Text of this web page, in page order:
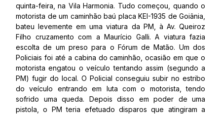
quinta-feira, na Vila Harmonia. Tudo começou, quando o
motorista de um caminhão baú placa KEI-1935 de Goiânia,
bateu levemente em uma viatura da PM, à Av. Queiroz
Filho cruzamento com a Maurício Galli. A viatura fazia
escolta de um preso para o Fórum de Matão. Um dos
Policiais foi até a cabina do caminhão, ocasião em que o
motorista engatou o veículo tentando assim (segundo a
PM) fugir do local. O Policial conseguiu subir no estribo
do veículo entrando em luta com o motorista, tendo
sofrido uma queda. Depois disso em poder de uma
pistola, o PM teria efetuado disparos que atingiram a